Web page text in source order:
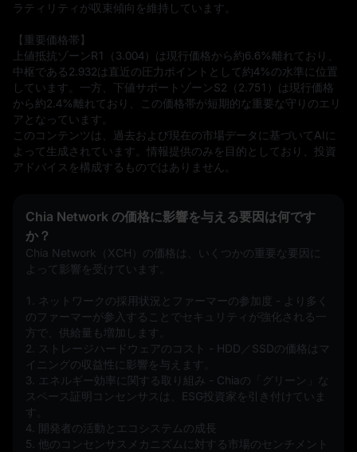
ラティリティが収束傾向を維持しています。
【重要価格帯】
上値抵抗ゾーンR1（3.004）は現行価格から約6.6%離れており、
中枢である2.932は直近の圧力ポイントとして約4%の水準に位置
しています。一方、下値サポートゾーンS2（2.751）は現行価格
から約2.4%離れており、この価格帯が短期的な重要な守りのエリ
アとなっています。
このコンテンツは、過去および現在の市場データに基づいてAIに
よって生成されています。情報提供のみを目的としており、投資
アドバイスを構成するものではありません。
Chia Network の価格に影響を与える要因は何です
か？
Chia Network（XCH）の価格は、いくつかの重要な要因に
よって影響を受けています。
1. ネットワークの採用状況とファーマーの参加度 - より多く
のファーマーが参入することでセキュリティが強化される一
方で、供給量も増加します。
2. ストレージハードウェアのコスト - HDD／SSDの価格はマ
イニングの収益性に影響を与えます。
3. エネルギー効率に関する取り組み - Chiaの「グリーン」な
スペース証明コンセンサスは、ESG投資家を引き付けていま
す。
4. 開発者の活動とエコシステムの成長
5. 他のコンセンサスメカニズムに対する市場のセンチメント